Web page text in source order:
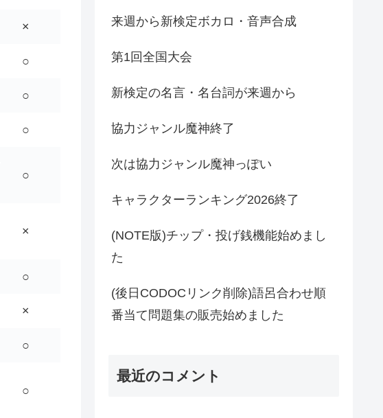
×
○
○
○
○
×
○
×
○
○
来週から新検定ボカロ・音声合成
第1回全国大会
新検定の名言・名台詞が来週から
協力ジャンル魔神終了
次は協力ジャンル魔神っぽい
キャラクターランキング2026終了
(NOTE版)チップ・投げ銭機能始めまし
た
(後日CODOCリンク削除)語呂合わせ順
番当て問題集の販売始めました
最近のコメント